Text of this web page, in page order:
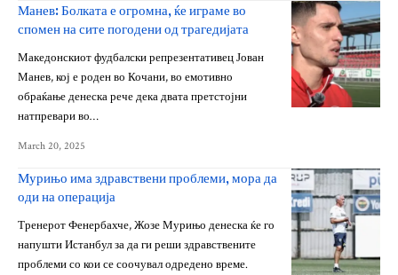
Манев: Болката е огромна, ќе играме во
спомен на сите погодени од трагедијата
Македонскиот фудбалски репрезентативец Јован
Манев, кој е роден во Кочани, во емотивно
обраќање денеска рече дека двата претстојни
натпревари во…
March 20, 2025
Мурињо има здравствени проблеми, мора да
оди на операција
Тренерот Фенербахче, Жозе Мурињо денеска ќе го
напушти Истанбул за да ги реши здравствените
проблеми со кои се соочувал одредено време.